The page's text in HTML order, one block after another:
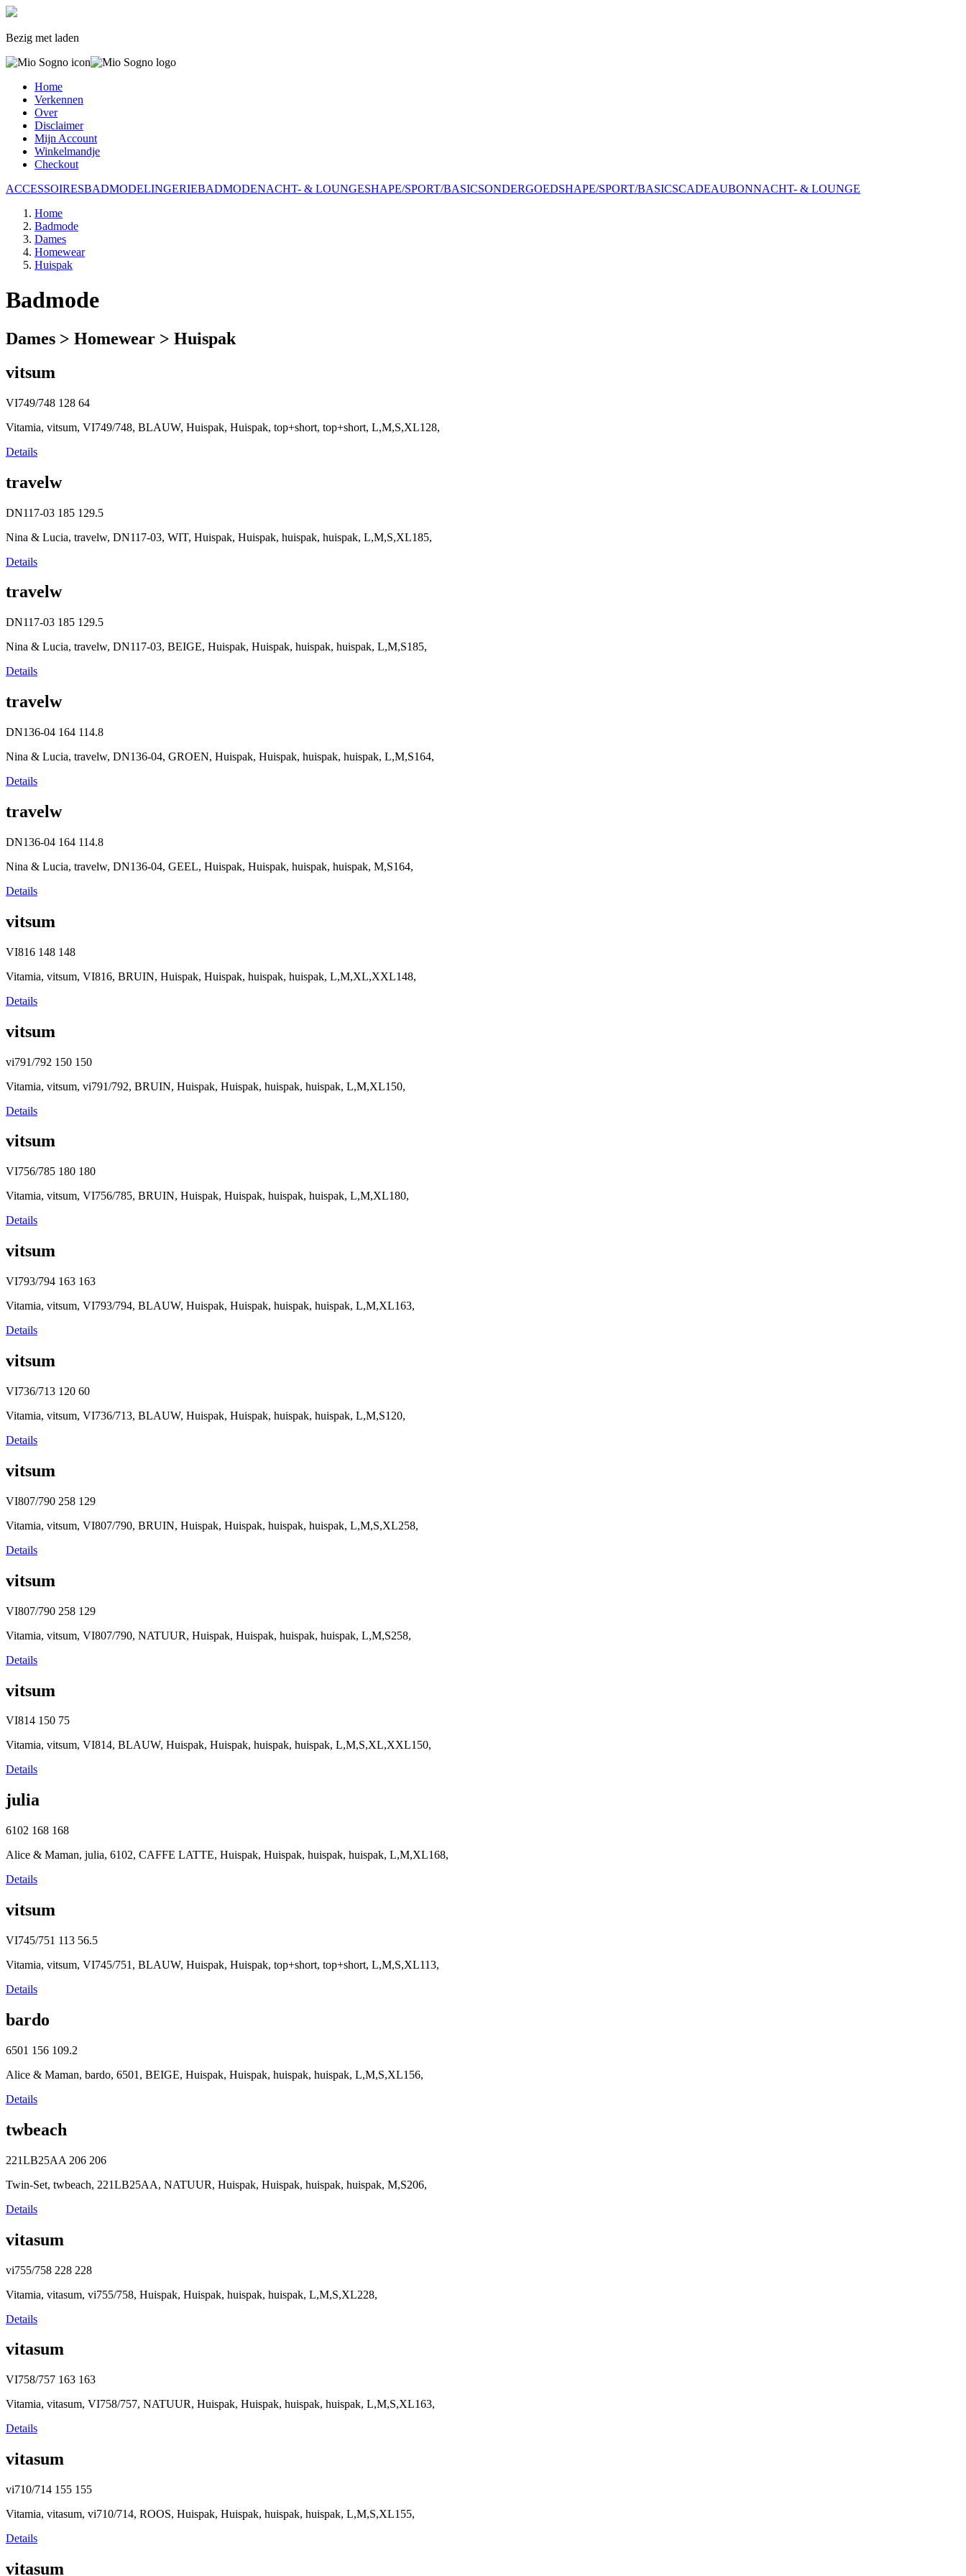
Bezig met laden
Home
Verkennen
Over
Disclaimer
Mijn Account
Winkelmandje
Checkout
ACCESSOIRESBADMODELINGERIEBADMODENACHT- & LOUNGESHAPE/SPORT/BASICSONDERGOEDSHAPE/SPORT/BASICSCADEAUBONNACHT- & LOUNGE
Home
Badmode
Dames
Homewear
Huispak
Badmode
Dames > Homewear > Huispak
vitsum
VI749/748 128 64
Vitamia, vitsum, VI749/748, BLAUW, Huispak, Huispak, top+short, top+short, L,M,S,XL128,
Details
travelw
DN117-03 185 129.5
Nina & Lucia, travelw, DN117-03, WIT, Huispak, Huispak, huispak, huispak, L,M,S,XL185,
Details
travelw
DN117-03 185 129.5
Nina & Lucia, travelw, DN117-03, BEIGE, Huispak, Huispak, huispak, huispak, L,M,S185,
Details
travelw
DN136-04 164 114.8
Nina & Lucia, travelw, DN136-04, GROEN, Huispak, Huispak, huispak, huispak, L,M,S164,
Details
travelw
DN136-04 164 114.8
Nina & Lucia, travelw, DN136-04, GEEL, Huispak, Huispak, huispak, huispak, M,S164,
Details
vitsum
VI816 148 148
Vitamia, vitsum, VI816, BRUIN, Huispak, Huispak, huispak, huispak, L,M,XL,XXL148,
Details
vitsum
vi791/792 150 150
Vitamia, vitsum, vi791/792, BRUIN, Huispak, Huispak, huispak, huispak, L,M,XL150,
Details
vitsum
VI756/785 180 180
Vitamia, vitsum, VI756/785, BRUIN, Huispak, Huispak, huispak, huispak, L,M,XL180,
Details
vitsum
VI793/794 163 163
Vitamia, vitsum, VI793/794, BLAUW, Huispak, Huispak, huispak, huispak, L,M,XL163,
Details
vitsum
VI736/713 120 60
Vitamia, vitsum, VI736/713, BLAUW, Huispak, Huispak, huispak, huispak, L,M,S120,
Details
vitsum
VI807/790 258 129
Vitamia, vitsum, VI807/790, BRUIN, Huispak, Huispak, huispak, huispak, L,M,S,XL258,
Details
vitsum
VI807/790 258 129
Vitamia, vitsum, VI807/790, NATUUR, Huispak, Huispak, huispak, huispak, L,M,S258,
Details
vitsum
VI814 150 75
Vitamia, vitsum, VI814, BLAUW, Huispak, Huispak, huispak, huispak, L,M,S,XL,XXL150,
Details
julia
6102 168 168
Alice & Maman, julia, 6102, CAFFE LATTE, Huispak, Huispak, huispak, huispak, L,M,XL168,
Details
vitsum
VI745/751 113 56.5
Vitamia, vitsum, VI745/751, BLAUW, Huispak, Huispak, top+short, top+short, L,M,S,XL113,
Details
bardo
6501 156 109.2
Alice & Maman, bardo, 6501, BEIGE, Huispak, Huispak, huispak, huispak, L,M,S,XL156,
Details
twbeach
221LB25AA 206 206
Twin-Set, twbeach, 221LB25AA, NATUUR, Huispak, Huispak, huispak, huispak, M,S206,
Details
vitasum
vi755/758 228 228
Vitamia, vitasum, vi755/758, Huispak, Huispak, huispak, huispak, L,M,S,XL228,
Details
vitasum
VI758/757 163 163
Vitamia, vitasum, VI758/757, NATUUR, Huispak, Huispak, huispak, huispak, L,M,S,XL163,
Details
vitasum
vi710/714 155 155
Vitamia, vitasum, vi710/714, ROOS, Huispak, Huispak, huispak, huispak, L,M,S,XL155,
Details
vitasum